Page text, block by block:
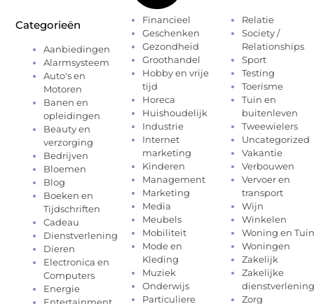
Categorieën
Aanbiedingen
Alarmsysteem
Auto's en
Motoren
Banen en
opleidingen
Beauty en
verzorging
Bedrijven
Bloemen
Blog
Boeken en
Tijdschriften
Cadeau
Dienstverlening
Dieren
Electronica en
Computers
Energie
Financieel
Geschenken
Gezondheid
Groothandel
Hobby en vrije
tijd
Horeca
Huishoudelijk
Industrie
Internet
marketing
Kinderen
Management
Marketing
Media
Meubels
Mobiliteit
Mode en
Kleding
Muziek
Onderwijs
Particuliere
Relatie
Society /
Relationships
Sport
Testing
Toerisme
Tuin en
buitenleven
Tweewielers
Uncategorized
Vakantie
Verbouwen
Vervoer en
transport
Wijn
Winkelen
Woning en Tuin
Woningen
Zakelijk
Zakelijke
dienstverlening
Zorg